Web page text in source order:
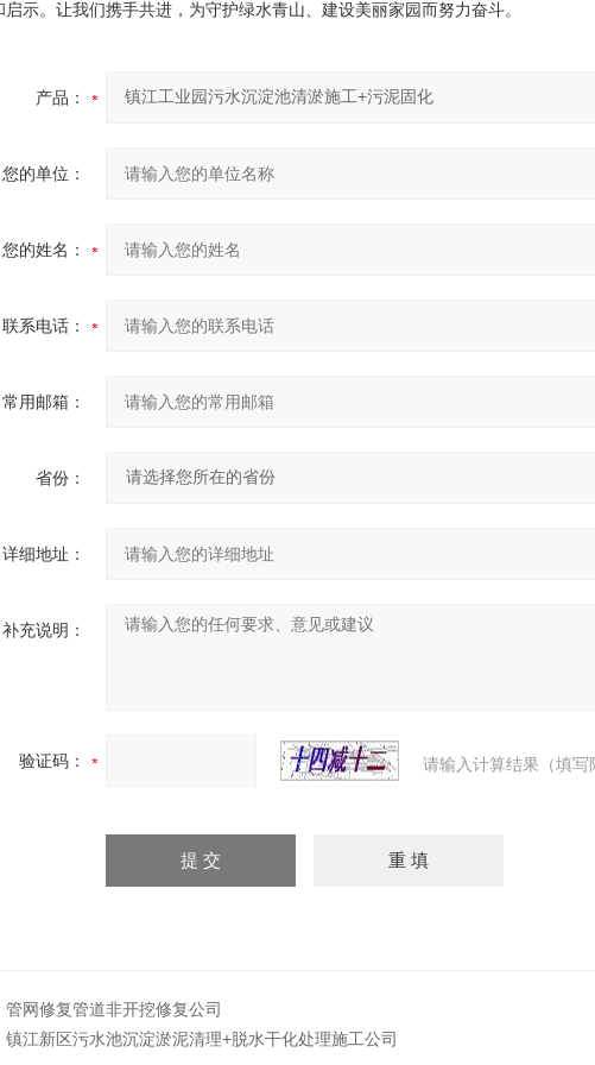
启示。让我们携手共进，为守护绿水青山、建设美丽家园而努力奋斗。
产品：
您的单位：
您的姓名：
联系电话：
常用邮箱：
省份：
详细地址：
补充说明：
验证码： 请输入计算结果（填
管网修复管道非开挖修复公司
镇江新区污水池沉淀淤泥清理+脱水干化处理施工公司